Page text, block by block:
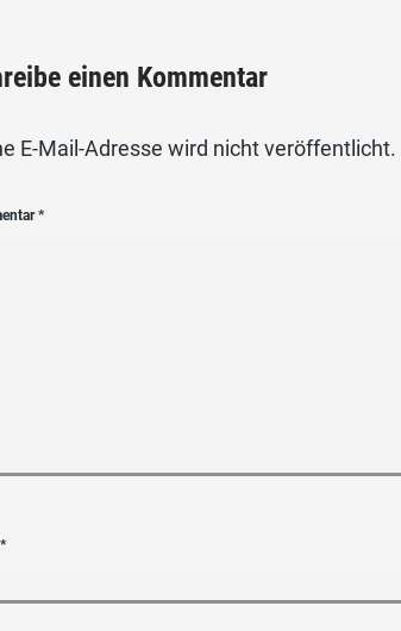
einen Kommentar
E-Mail-Adresse wird nicht veröffentlicht.
*
*